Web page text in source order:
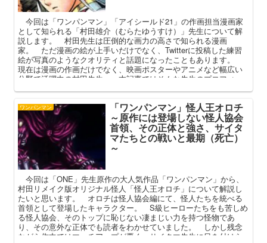
今回は「ワンパンマン」「アイシールド21」の作画担当漫画家
として知られる「村田雄介（むらたゆうすけ）」先生について解
説します。 村田先生は圧倒的な画力の高さで知られる漫画
家。 ただ漫画の絵が上手いだけでなく、Twitterに投稿した練習
絵が写真のようなクオリティと話題になったこともあります。
現在は漫画の作画だけでなく、映画ポスターやアニメなど幅広い
分野で活躍中の村田先生。 本記事ではそんな先生のプロフィー
ワンパンマン 「ワンパンマン」怪人王オロチ
～原作には登場しない怪人協会
首領、その正体と強さ、サイタ
マたちとの戦いと最期（死亡）
～
今回は「ONE」先生原作の大人気作品「ワンパンマン」から、
村田リメイク版オリジナル怪人「怪人王オロチ」について解説し
たいと思います。 オロチは怪人協会編にて、怪人たちを統べる
首領として登場したキャラクター。 S級ヒーローたちをも苦しめ
る怪人協会、そのトップに恥じない凄まじい力を持つ怪物であ
り、その意外な正体でも読者をわかせていました。 しかし残念
ながら作中ではマッチアップが悪く、サイタマ先生に目を付けら